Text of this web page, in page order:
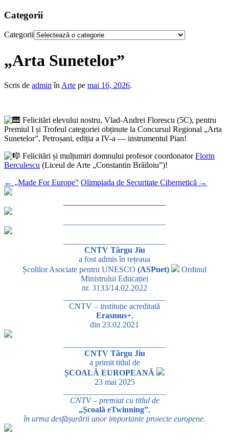
Categorii
Categorii
„Arta Sunetelor”
Scris de admin în Arte pe mai 16, 2026.
Felicitări elevului nostru, Vlad-Andrei Florescu (5C), pentru
Premiul I și Trofeul categoriei obținute la Concursul Regional „Arta
Sunetelor”, Petroșani, ediția a IV-a — instrumentul Pian!
Felicitări și mulțumiri domnului profesor coordonatorFlorin
Berculescu (Liceul de Arte „Constantin Brăiloiu”)!
← „Made For Europe” Olimpiada de Securitate Cibernetică →
CNTV Târgu Jiu
a fost admis în rețeaua
Școlilor Asociate pentru UNESCO (ASPnet)
Ordinul
Ministrului Educației
nr. 3133/14.02.2022
CNTV – instituție acreditată
Erasmus+,
din 23.02.2021
CNTV Târgu Jiu
a primit titlul de
ȘCOALĂ EUROPEANĂ
23 mai 2025
CNTV – premiat cu titlul de
„Școală eTwinning”,
în urma desfășurării unor importante proiecte europene.